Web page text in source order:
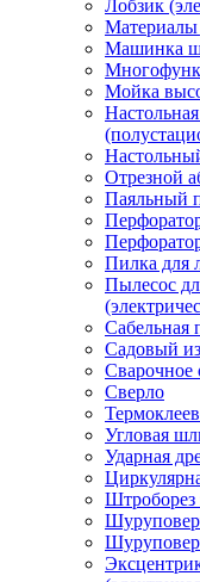
Лобзик
Материалы
Машинка
Мойка
Отрезной
Паяльный
Пилка для
Пылесос
Сабельная
Садовый
Сварочное
Сверло
Угловая
Ударная
Штроборез